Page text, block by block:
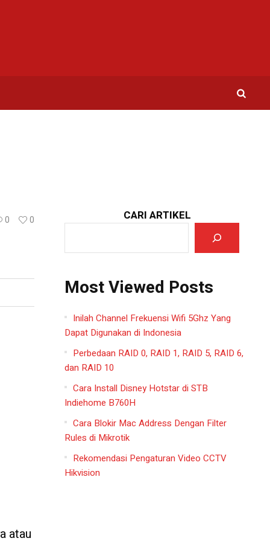
0 0
atau
CARI ARTIKEL
Most Viewed Posts
Inilah Channel Frekuensi Wifi 5Ghz Yang
Dapat Digunakan di Indonesia
Perbedaan RAID 0, RAID 1, RAID 5, RAID 6,
dan RAID 10
Cara Install Disney Hotstar di STB
Indiehome B760H
Cara Blokir Mac Address Dengan Filter
Rules di Mikrotik
Rekomendasi Pengaturan Video CCTV
Hikvision